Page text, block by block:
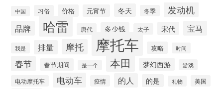
中国 习俗 价格 元宵节 冬天 冬季 发动机
品牌 哈雷 唐代 多少钱 太子 宋代 宝马
我是 排量 摩托 摩托车 攻略 时间
春节 春节期间 是一个 本田 梦幻西游 游戏
电动摩托车 电动车 疫情 的人 的是 礼物 美国